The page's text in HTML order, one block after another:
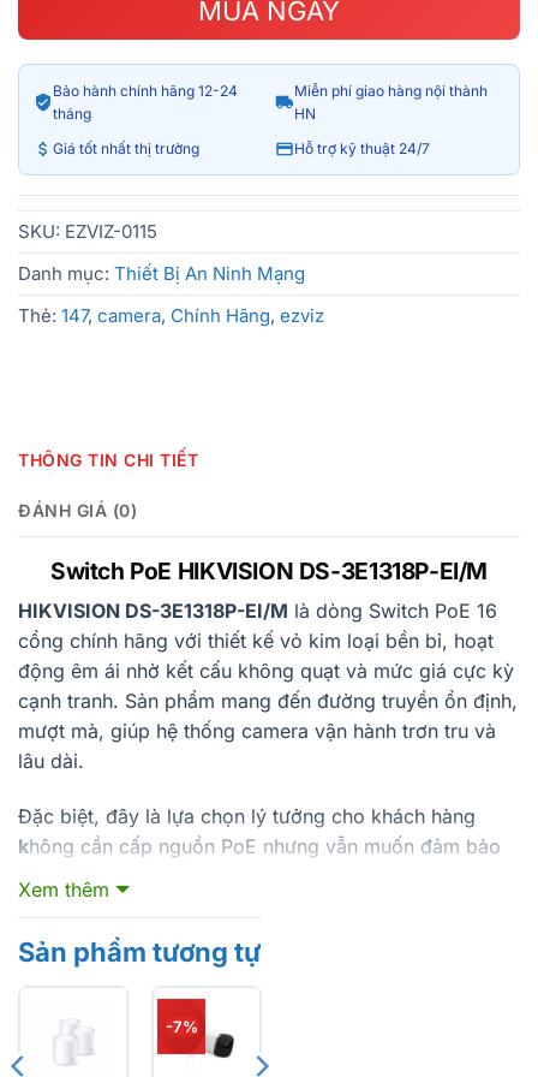
MUA NGAY
Bảo hành chính hãng 12-24
tháng
Miễn phí giao hàng nội thành
HN
Giá tốt nhất thị trường
Hỗ trợ kỹ thuật 24/7
SKU: EZVIZ-0115
Danh mục: Thiết Bị An Ninh Mạng
Thẻ: 147, camera, Chính Hãng, ezviz
THÔNG TIN CHI TIẾT
ĐÁNH GIÁ (0)
Switch PoE HIKVISION DS-3E1318P-EI/M
HIKVISION DS-3E1318P-EI/M là dòng Switch PoE 16
cổng chính hãng với thiết kế vỏ kim loại bền bỉ, hoạt
động êm ái nhờ kết cấu không quạt và mức giá cực kỳ
cạnh tranh. Sản phẩm mang đến đường truyền ổn định,
mượt mà, giúp hệ thống camera vận hành trơn tru và
lâu dài.
Đặc biệt, đây là lựa chọn lý tưởng cho khách hàng
không cần cấp nguồn PoE nhưng vẫn muốn đảm bảo
hiệu suất truyền tải ổn định. Với tính năng chuyên dụng
3E1318P-EI/M
thiếu trong mọi hệ thống giám sát an ninh hiện đại.
Xem thêm
Sản phẩm tương tự
-7%